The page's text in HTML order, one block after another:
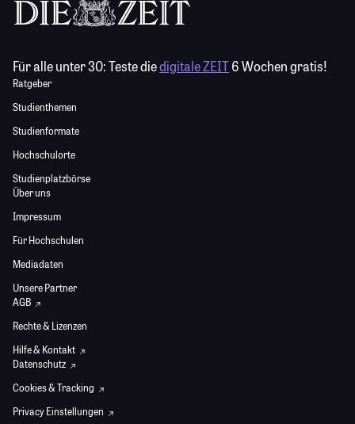
Für alle unter 30:Teste diedigitale ZEIT6 Wochen gratis!
Ratgeber
Studienthemen
Studienformate
Hochschulorte
Studienplatzbörse
Über uns
Impressum
Für Hochschulen
Mediadaten
Unsere Partner
AGB
Rechte & Lizenzen
Hilfe & Kontakt
Datenschutz
Cookies & Tracking
Privacy Einstellungen